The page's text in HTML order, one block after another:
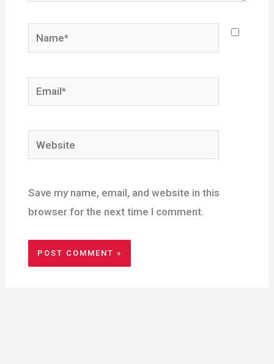
Name*
Email*
Website
Save my name, email, and website in this
browser for the next time I comment.